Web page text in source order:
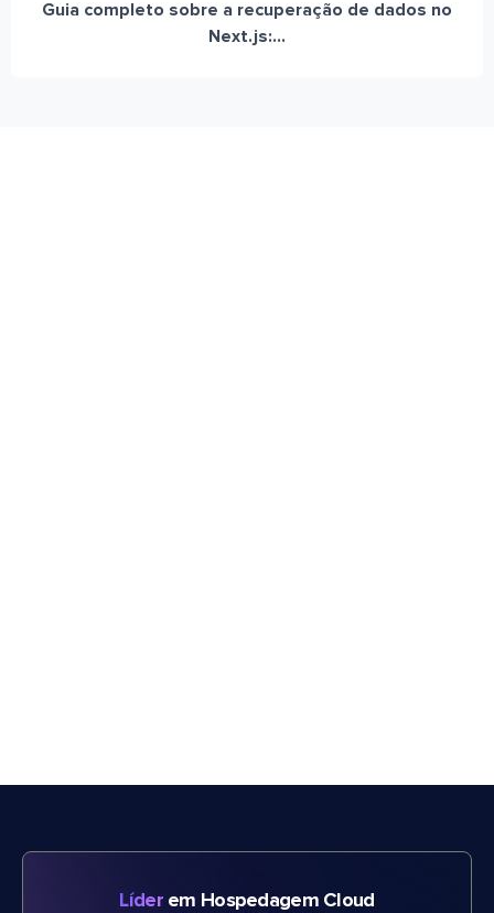
Guia completo sobre a recuperação de dados no
Next.js:...
Líderem Hospedagem Cloud